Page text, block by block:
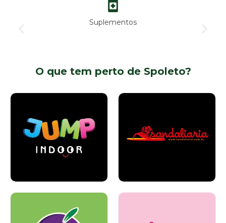
Suplementos
O que tem perto de Spoleto?
Entretenimento e
Lazer
Piso 1
Piso 1
Alimentação